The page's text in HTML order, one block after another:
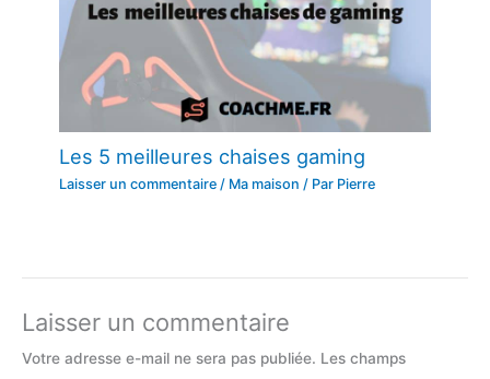
Les 5 meilleures chaises gaming
Laisser un commentaire / Ma maison / Par Pierre
Laisser un commentaire
Votre adresse e-mail ne sera pas publiée. Les champs